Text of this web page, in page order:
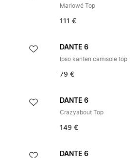
Marlowé Top
111 €
DANTE 6
Ipso kanten camisole top
79 €
DANTE 6
Crazyabout Top
149 €
DANTE 6